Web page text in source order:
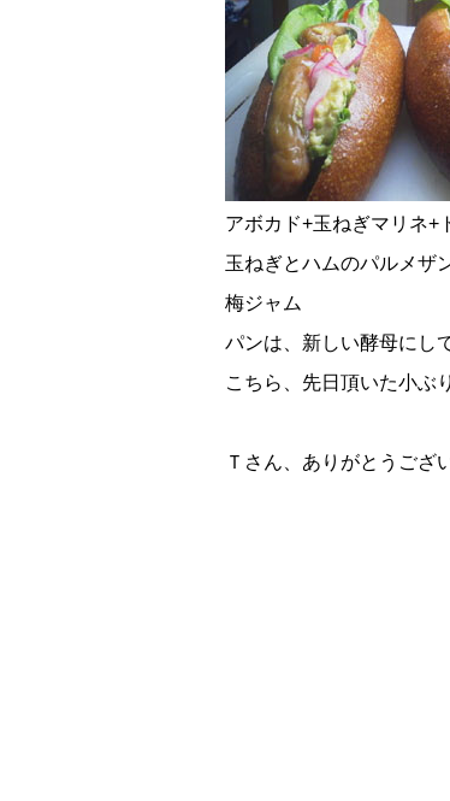
アボカド+玉ねぎマリネ+
玉ねぎとハムのパルメザ
梅ジャム
パンは、新しい酵母にし
こちら、先日頂いた小ぶ
Ｔさん、ありがとうござ